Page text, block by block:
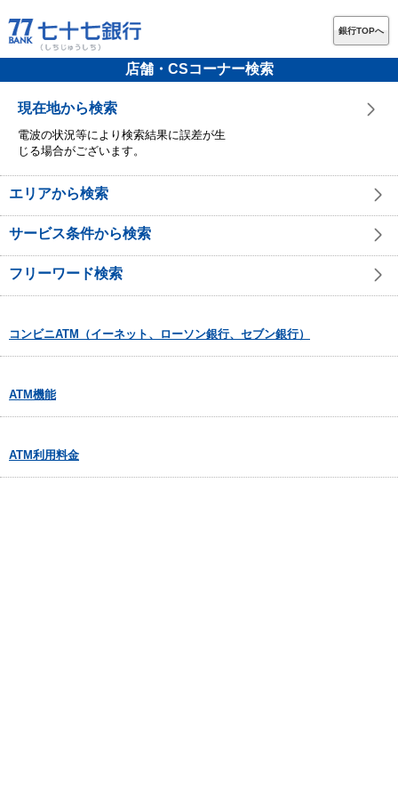
銀行TOPへ
店舗・CSコーナー検索
現在地から検索
電波の状況等により検索結果に誤差が生
じる場合がございます。
エリアから検索
サービス条件から検索
フリーワード検索
コンビニATM（イーネット、ローソン銀行、セブン銀行）
ATM機能
ATM利用料金